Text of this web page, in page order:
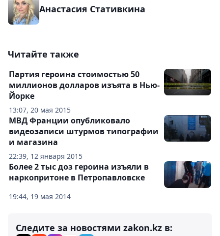
Анастасия Стативкина
Читайте также
13:07, 20 мая 2015
Партия героина стоимостью 50
миллионов долларов изъята в Нью-
Йорке
22:39, 12 января 2015
МВД Франции опубликовало
видеозаписи штурмов типографии
и магазина
19:44, 19 мая 2014
Более 2 тыс доз героина изъяли в
наркопритоне в Петропавловске
Следите за новостями zakon.kz в: